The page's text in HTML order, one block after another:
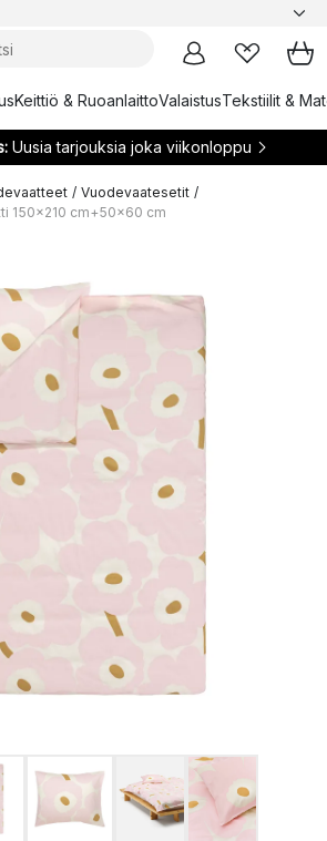
Keittiö & RuoanlaittoValaistusTekstiilit &
Uusia tarjouksia joka viikonloppu
/ Vuodevaatesetit /
150x210 cm+50x60 cm